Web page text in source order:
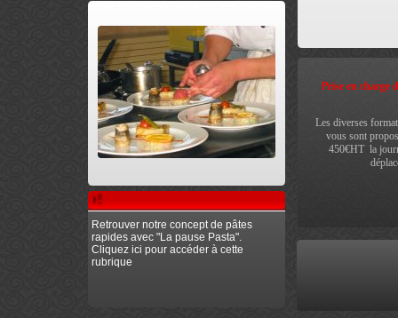
Les diverses
vous sont
450€HT la
Prise en charge
Bien Cuisiner Innove !
Retrouver notre concept de pâtes
rapides avec "La pause Pasta".
Cliquez ici pour accéder à cette
rubrique